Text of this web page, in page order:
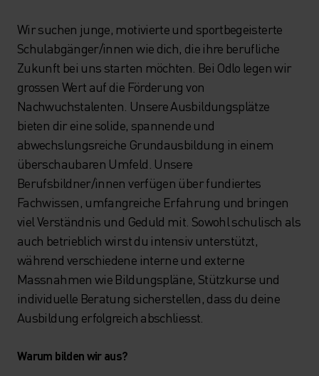
Wir suchen junge, motivierte und sportbegeisterte
Schulabgänger/innen wie dich, die ihre berufliche
Zukunft bei uns starten möchten. Bei Odlo legen wir
grossen Wert auf die Förderung von
Nachwuchstalenten. Unsere Ausbildungsplätze
bieten dir eine solide, spannende und
abwechslungsreiche Grundausbildung in einem
überschaubaren Umfeld. Unsere
Berufsbildner/innen verfügen über fundiertes
Fachwissen, umfangreiche Erfahrung und bringen
viel Verständnis und Geduld mit. Sowohl schulisch als
auch betrieblich wirst du intensiv unterstützt,
während verschiedene interne und externe
Massnahmen wie Bildungspläne, Stützkurse und
individuelle Beratung sicherstellen, dass du deine
Ausbildung erfolgreich abschliesst.
Warum bilden wir aus?